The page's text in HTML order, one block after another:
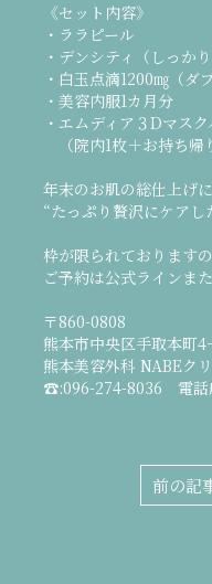
《セット内容》
・ララピール
・デンシティ（しっか
・白玉点滴1200㎎（ダブ
・美容内服1カ月分
・エムディア３Dマスク
（院内1枚＋お持ち帰
年末のお肌の総仕上げに
“たっぷり贅沢にケア
枠が限られております
ご予約は公式ラインま
〒860-0808
熊本市中央区手取本町
熊本美容外科 NABEク
☎:096-274-8036 電話
前の記